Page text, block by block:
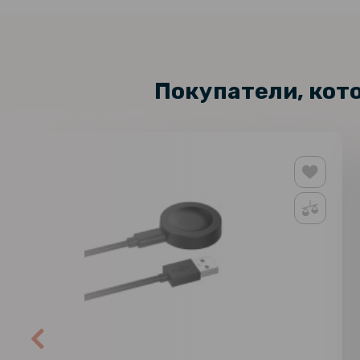
Покупатели,